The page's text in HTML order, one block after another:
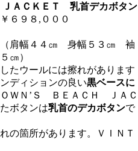
ＡＣＫＥＴ 乳首デカボタン
６９８,０００
（肩幅４４㎝ 身幅５３㎝ 袖
㎝）
たウールには擦れがあります
ディションの良い黒ベースに
ＷＮ’Ｓ ＢＥＡＣＨ ＪＡＣ
ボタンは乳首のデカボタンで
の箇所があります。ＶＩＮＴ